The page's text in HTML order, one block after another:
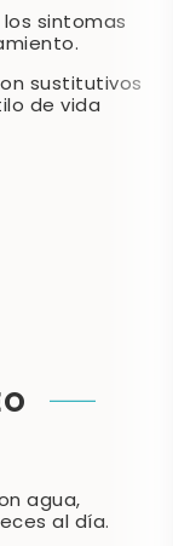
sintomas
sustitutivos
de vida
agua,
al día.